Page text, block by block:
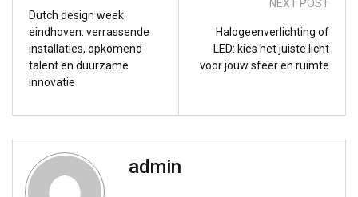
Dutch design week
eindhoven: verrassende
installaties, opkomend
talent en duurzame
innovatie
NEXT POST
Halogeenverlichting of
LED: kies het juiste licht
voor jouw sfeer en ruimte
admin